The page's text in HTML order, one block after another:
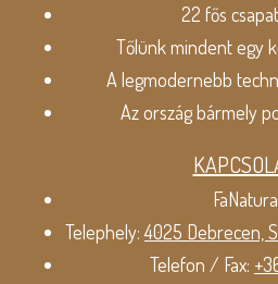
22 fős
Tőlünk mindent egy
A legmodernebb
Az ország bármely
Telephely:4025 Debrecen,
Telefon / Fax: